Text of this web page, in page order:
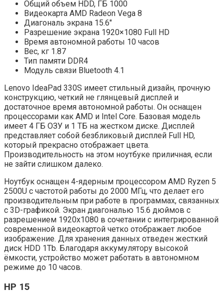
Общий объем HDD, ГБ 1000
Видеокарта AMD Radeon Vega 8
Диагональ экрана 15.6″
Разрешение экрана 1920×1080 Full HD
Время автономной работы 10 часов
Вес, кг 1.87
Тип памяти DDR4
Модуль связи Bluetooth 4.1
Lenovo IdeaPad 330S имеет стильный дизайн, прочную
конструкцию, четкий не глянцевый дисплей и
достаточное время автономной работы. Он оснащен
процессорами как AMD и Intel Core. Базовая модель
имеет 4 ГБ ОЗУ и 1 ТБ на жестком диске. Дисплей
представляет собой безбликовый дисплей Full HD,
который прекрасно отображает цвета.
Производительность на этом ноутбуке приличная, если
не зайти слишком далеко.
Ноутбук оснащен 4-ядерным процессором AMD Ryzen 5
2500U с частотой работы до 2000 МГц, что делает его
производительным при работе в программах, связанных
с 3D-графикой. Экран диагональю 15.6 дюймов с
разрешением 1920х1080 в сочетании с интегрированной
современной видеокартой четко отображает любое
изображение. Для хранения данных отведен жесткий
диск HDD 1Tb. Благодаря аккумулятору высокой
ёмкости, устройство может работать в автономном
режиме до 10 часов.
HP 15